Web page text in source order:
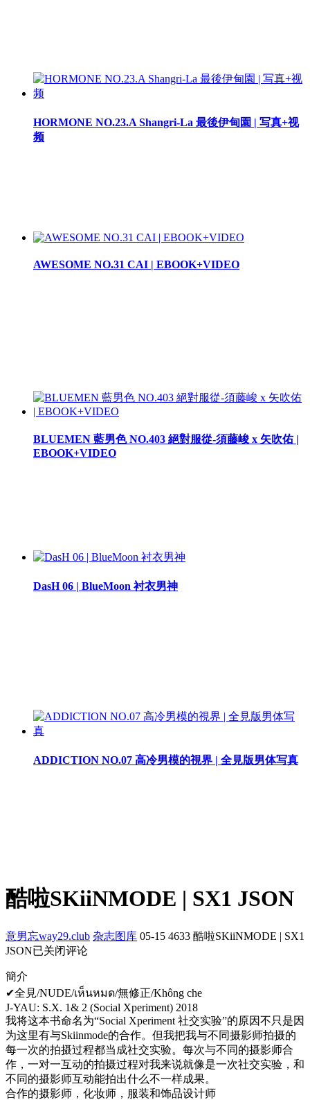
HORMONE NO.23.A Shangri-La 最後伊甸園 | 写真+视
频
AWESOME NO.31 CAI | EBOOK+VIDEO
BLUEMEN 藍男色 NO.403 絕對服從-須藤峻 x 矢吹佑 |
EBOOK+VIDEO
DasH 06 | BlueMoon 衬衣男神
ADDICTION NO.07 高冷男模的視界 | 全見版男体写真
酷啦SKiiNMODE | SX1 JSON
意男忘way29.club 杂志图库 05-15 4633 酷啦SKiiNMODE | SX1
JSON已关闭评论
簡介
✔全見/NUDE/เห็นหมด/無修正/Không che
J-YAU: S.X. 1& 2 (Social Xperiment) 2018
我将这本书命名为“Social Xperiment 社交实验”的原因不只是因
为这里有与Skiinmode的合作。但我把我与不同摄影师拍摄的
每一次的拍摄过程都当成社交实验。每次与不同的摄影师合
作，一对一互动的拍摄过程对我来说就像是一次社交实验，和
不同的摄影师互动能拍出什么不一样成果。
合作的摄影师，化妆师，服装和饰品设计师